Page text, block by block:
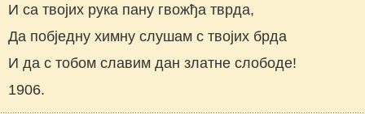
И са твојих рука пану гвожђа тврда,
Да побједну химну слушам с твојих брда
И да с тобом славим дан златне слободе!
1906.